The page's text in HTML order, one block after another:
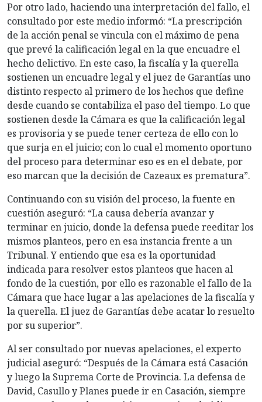
Por otro lado, haciendo una interpretación del fallo, el
consultado por este medio informó: “La prescripción
de la acción penal se vincula con el máximo de pena
que prevé la calificación legal en la que encuadre el
hecho delictivo. En este caso, la fiscalía y la querella
sostienen un encuadre legal y el juez de Garantías uno
distinto respecto al primero de los hechos que define
desde cuando se contabiliza el paso del tiempo. Lo que
sostienen desde la Cámara es que la calificación legal
es provisoria y se puede tener certeza de ello con lo
que surja en el juicio; con lo cual el momento oportuno
del proceso para determinar eso es en el debate, por
eso marcan que la decisión de Cazeaux es prematura”.
Continuando con su visión del proceso, la fuente en
cuestión aseguró: “La causa debería avanzar y
terminar en juicio, donde la defensa puede reeditar los
mismos planteos, pero en esa instancia frente a un
Tribunal. Y entiendo que esa es la oportunidad
indicada para resolver estos planteos que hacen al
fondo de la cuestión, por ello es razonable el fallo de la
Cámara que hace lugar a las apelaciones de la fiscalía y
la querella. El juez de Garantías debe acatar lo resuelto
por su superior”.
Al ser consultado por nuevas apelaciones, el experto
judicial aseguró: “Después de la Cámara está Casación
y luego la Suprema Corte de Provincia. La defensa de
David, Casullo y Planes puede ir en Casación, siempre